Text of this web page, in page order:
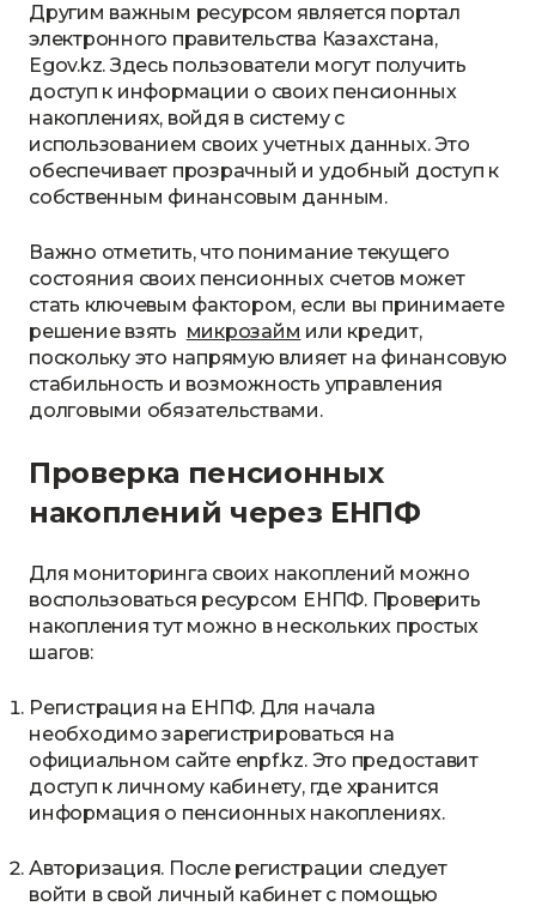
Другим важным ресурсом является портал
электронного правительства Казахстана,
Egov.kz. Здесь пользователи могут получить
доступ к информации о своих пенсионных
накоплениях, войдя в систему с
использованием своих учетных данных. Это
обеспечивает прозрачный и удобный доступ к
собственным финансовым данным.
Важно отметить, что понимание текущего
состояния своих пенсионных счетов может
стать ключевым фактором, если вы принимаете
решение взять микрозайм или кредит,
поскольку это напрямую влияет на финансовую
стабильность и возможность управления
долговыми обязательствами.
Проверка пенсионных
накоплений через ЕНПФ
Для мониторинга своих накоплений можно
воспользоваться ресурсом ЕНПФ. Проверить
накопления тут можно в нескольких простых
шагов:
Регистрация на ЕНПФ. Для начала
необходимо зарегистрироваться на
официальном сайте enpf.kz. Это предоставит
доступ к личному кабинету, где хранится
информация о пенсионных накоплениях.
Авторизация. После регистрации следует
войти в свой личный кабинет с помощью